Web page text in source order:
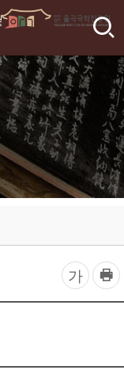
검
글
자
가
프
린
트